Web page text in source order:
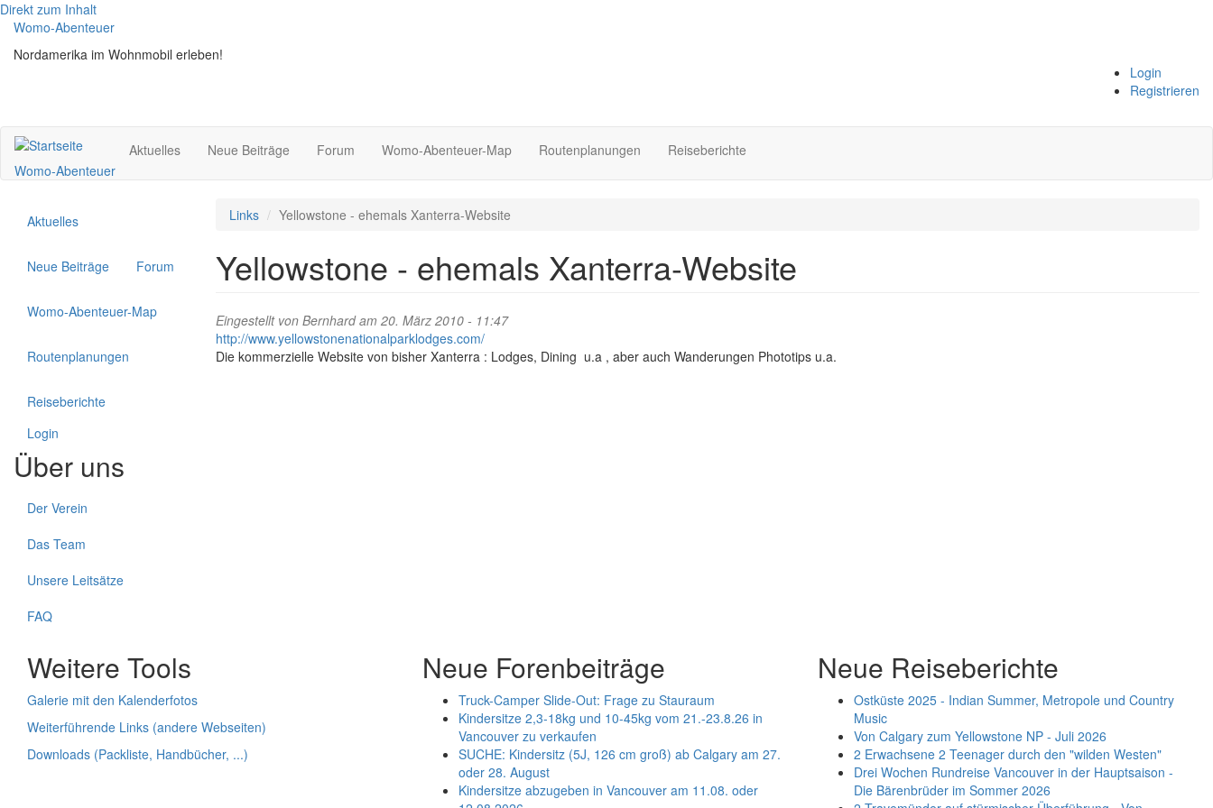
Direkt zum Inhalt
Womo-Abenteuer
Nordamerika im Wohnmobil erleben!
Login
Registrieren
Womo-Abenteuer
Aktuelles Neue Beiträge Forum Womo-Abenteuer-Map Routenplanungen Reiseberichte
Aktuelles
Neue Beiträge Forum
Womo-Abenteuer-Map
Routenplanungen
Reiseberichte
Login
Über uns
Der Verein
Das Team
Unsere Leitsätze
FAQ
Links Yellowstone - ehemals Xanterra-Website
Yellowstone - ehemals Xanterra-Website
Eingestellt von Bernhardam 20. März 2010 - 11:47
http://www.yellowstonenationalparklodges.com/
Die kommerzielle Website von bisher Xanterra : Lodges, Dining u.a , aber auch Wanderungen Phototips u.a.
Weitere Tools
Galerie mit den Kalenderfotos
Weiterführende Links (andere Webseiten)
Downloads (Packliste, Handbücher, ...)
Neue Forenbeiträge
Truck-Camper Slide-Out: Frage zu Stauraum
Kindersitze 2,3-18kg und 10-45kg vom 21.-23.8.26 in
Vancouver zu verkaufen
SUCHE: Kindersitz (5J, 126 cm groß) ab Calgary am 27.
oder 28. August
Kindersitze abzugeben in Vancouver am 11.08. oder
Neue Reiseberichte
Ostküste 2025 - Indian Summer, Metropole und Country
Music
Von Calgary zum Yellowstone NP - Juli 2026
2 Erwachsene 2 Teenager durch den "wilden Westen"
Drei Wochen Rundreise Vancouver in der Hauptsaison -
Die Bärenbrüder im Sommer 2026